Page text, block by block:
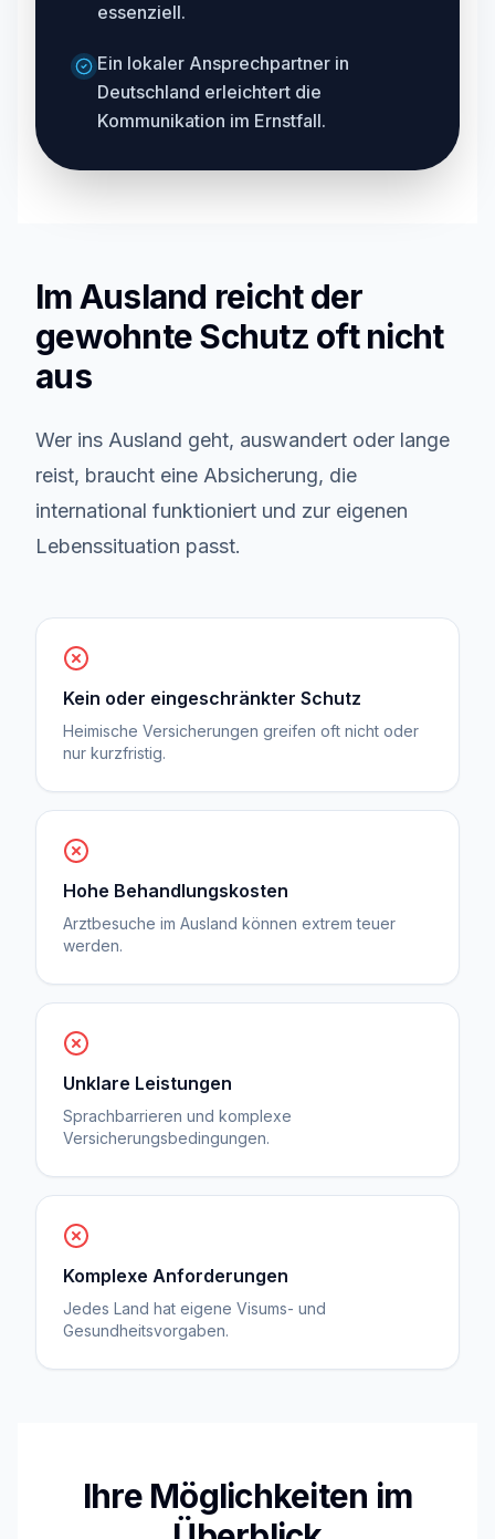
essenziell.
Ein lokaler Ansprechpartner in
Deutschland erleichtert die
Kommunikation im Ernstfall.
Im Ausland reicht der
gewohnte Schutz oft nicht
aus
Wer ins Ausland geht, auswandert oder lange
reist, braucht eine Absicherung, die
international funktioniert und zur eigenen
Lebenssituation passt.
Kein oder eingeschränkter Schutz
Heimische Versicherungen greifen oft nicht oder
nur kurzfristig.
Hohe Behandlungskosten
Arztbesuche im Ausland können extrem teuer
werden.
Unklare Leistungen
Sprachbarrieren und komplexe
Versicherungsbedingungen.
Komplexe Anforderungen
Jedes Land hat eigene Visums- und
Gesundheitsvorgaben.
Ihre Möglichkeiten im